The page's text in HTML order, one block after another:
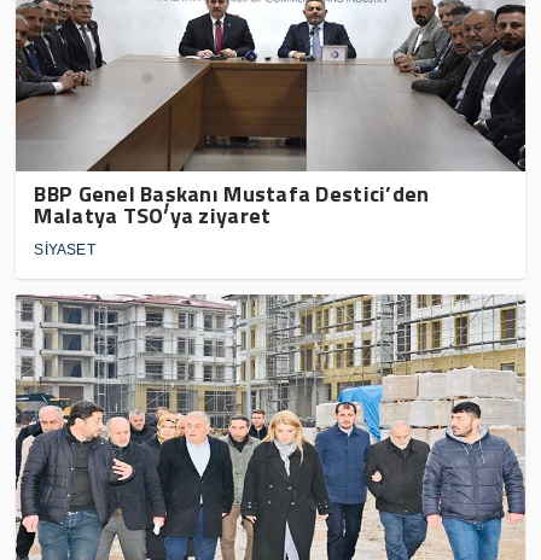
BBP Genel Başkanı Mustafa Destici’den
Malatya TSO’ya ziyaret
SİYASET